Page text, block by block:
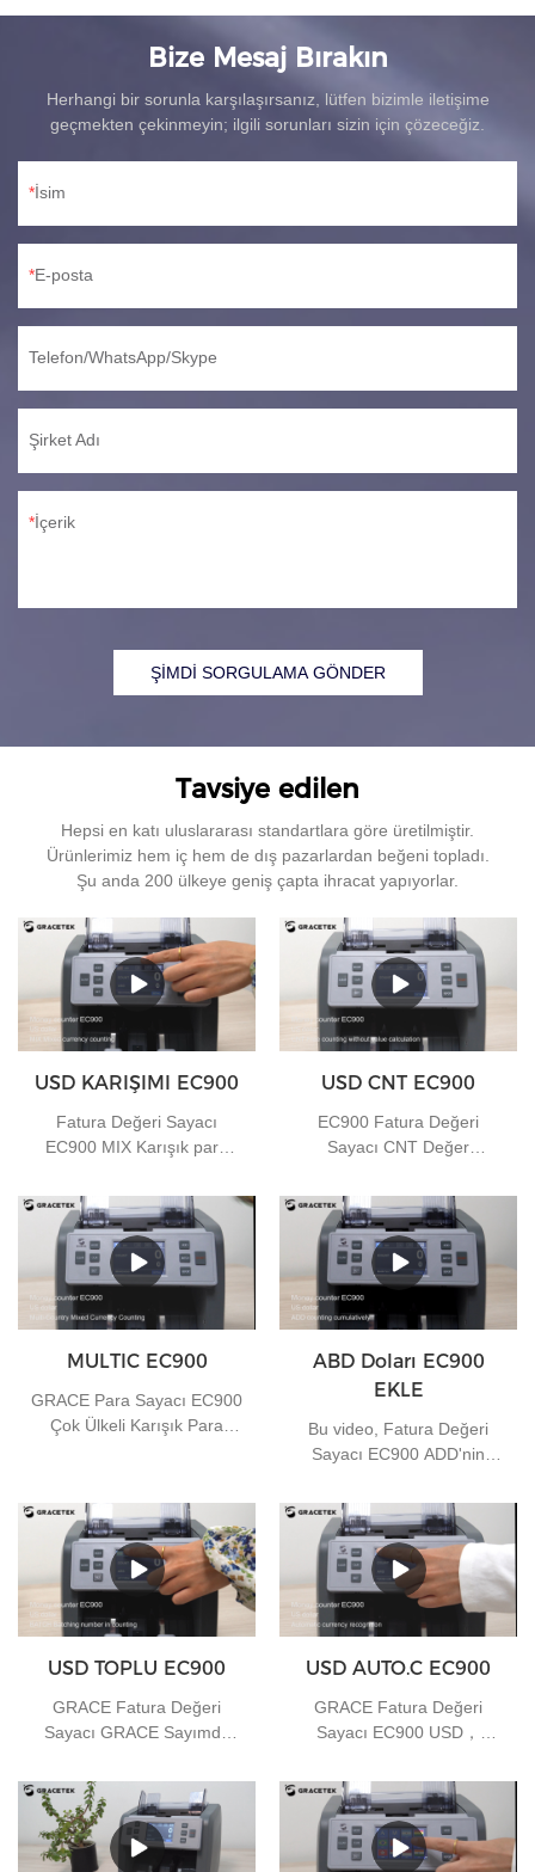
Bize Mesaj Bırakın
Herhangi bir sorunla karşılaşırsanız, lütfen bizimle iletişime
geçmekten çekinmeyin; ilgili sorunları sizin için çözeceğiz.
İsim
E-posta
Telefon/WhatsApp/Skype
Şirket Adı
İçerik
ŞİMDİ SORGULAMA GÖNDER
Tavsiye edilen
Hepsi en katı uluslararası standartlara göre üretilmiştir.
Ürünlerimiz hem iç hem de dış pazarlardan beğeni topladı.
Şu anda 200 ülkeye geniş çapta ihracat yapıyorlar.
USD KARIŞIMI EC900
Fatura Değeri Sayacı
EC900 MIX Karışık para
USD CNT EC900
EC900 Fatura Değeri
Sayacı CNT Değer
serbest sayım
MULTIC EC900
GRACE Para Sayacı EC900
Çok Ülkeli Karışık Para
ABD Doları EC900
EKLE
Bu video, Fatura Değeri
Sayacı EC900 ADD'nin
tanıtmaktadır. herhangi bir
ihtiyacınız varsa bizimle
iletişime geçebilirsiniz
USD TOPLU EC900
GRACE Fatura Değeri
Sayacı GRACE Sayımda
USD AUTO.C EC900
GRACE Fatura Değeri
Sayacı EC900 USD，
Birimi